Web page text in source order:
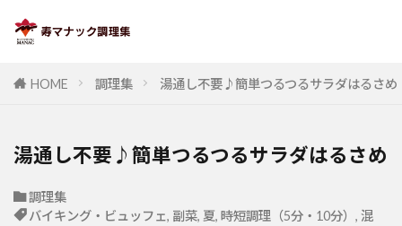
HOME 調理集 湯通し不要♪簡単つるつるサラダはるさめ
湯通し不要♪簡単つるつるサラダはるさめ
調理集
バイキング・ビュッフェ, 副菜, 夏, 時短調理（5分・10分） , 混